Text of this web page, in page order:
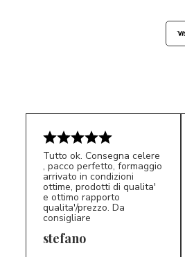
S*
Tutto ok. Consegna celere
, pacco perfetto, formaggio
arrivato in condizioni
ottime, prodotti di qualita'
e ottimo rapporto
qualita'/prezzo. Da
consigliare
stefano